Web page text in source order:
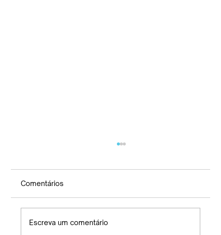
Comentários
Escreva um comentário